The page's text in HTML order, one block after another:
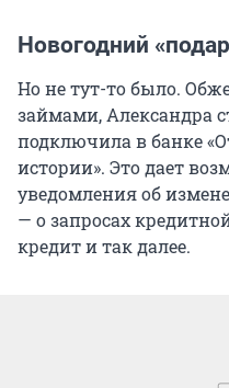
Новогодний
Но не тут-то было.
займами, Александра
подключила в банке
истории». Это дает
уведомления об
— о запросах
кредит и так далее.